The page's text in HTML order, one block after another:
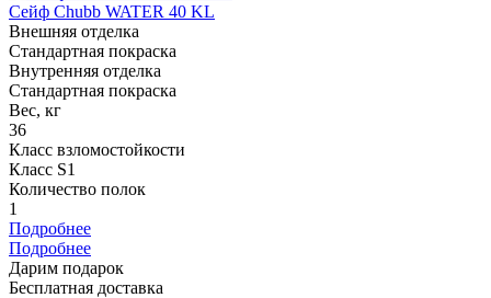
Сейф Chubb WATER 40 KL
Внешняя отделка
Стандартная покраска
Внутренняя отделка
Стандартная покраска
Вес, кг
36
Класс взломостойкости
Класс S1
Количество полок
1
Подробнее
Подробнее
Дарим подарок
Бесплатная доставка